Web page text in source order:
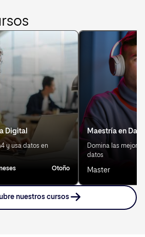
Digital
y usa datos en
Otoño
Maestría en
Domina las
datos
Master
nuestros cursos